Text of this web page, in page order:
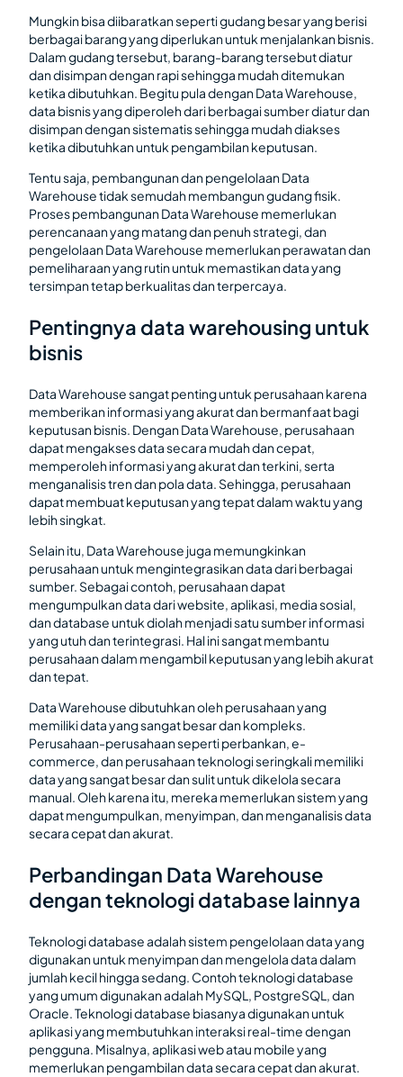
Mungkin bisa diibaratkan seperti gudang besar yang berisi
berbagai barang yang diperlukan untuk menjalankan bisnis.
Dalam gudang tersebut, barang-barang tersebut diatur
dan disimpan dengan rapi sehingga mudah ditemukan
ketika dibutuhkan. Begitu pula dengan Data Warehouse,
data bisnis yang diperoleh dari berbagai sumber diatur dan
disimpan dengan sistematis sehingga mudah diakses
ketika dibutuhkan untuk pengambilan keputusan.
Tentu saja, pembangunan dan pengelolaan Data
Warehouse tidak semudah membangun gudang fisik.
Proses pembangunan Data Warehouse memerlukan
perencanaan yang matang dan penuh strategi, dan
pengelolaan Data Warehouse memerlukan perawatan dan
pemeliharaan yang rutin untuk memastikan data yang
tersimpan tetap berkualitas dan terpercaya.
Pentingnya data warehousing untuk
bisnis
Data Warehouse sangat penting untuk perusahaan karena
memberikan informasi yang akurat dan bermanfaat bagi
keputusan bisnis. Dengan Data Warehouse, perusahaan
dapat mengakses data secara mudah dan cepat,
memperoleh informasi yang akurat dan terkini, serta
menganalisis tren dan pola data. Sehingga, perusahaan
dapat membuat keputusan yang tepat dalam waktu yang
lebih singkat.
Selain itu, Data Warehouse juga memungkinkan
perusahaan untuk mengintegrasikan data dari berbagai
sumber. Sebagai contoh, perusahaan dapat
mengumpulkan data dari website, aplikasi, media sosial,
dan database untuk diolah menjadi satu sumber informasi
yang utuh dan terintegrasi. Hal ini sangat membantu
perusahaan dalam mengambil keputusan yang lebih akurat
dan tepat.
Data Warehouse dibutuhkan oleh perusahaan yang
memiliki data yang sangat besar dan kompleks.
Perusahaan-perusahaan seperti perbankan, e-
commerce, dan perusahaan teknologi seringkali memiliki
data yang sangat besar dan sulit untuk dikelola secara
manual. Oleh karena itu, mereka memerlukan sistem yang
dapat mengumpulkan, menyimpan, dan menganalisis data
secara cepat dan akurat.
Perbandingan Data Warehouse
dengan teknologi database lainnya
Teknologi database adalah sistem pengelolaan data yang
digunakan untuk menyimpan dan mengelola data dalam
jumlah kecil hingga sedang. Contoh teknologi database
yang umum digunakan adalah MySQL, PostgreSQL, dan
Oracle. Teknologi database biasanya digunakan untuk
aplikasi yang membutuhkan interaksi real-time dengan
pengguna. Misalnya, aplikasi web atau mobile yang
memerlukan pengambilan data secara cepat dan akurat.